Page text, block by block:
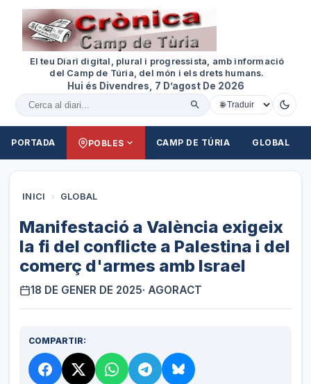
El teu Diari digital, plural i progressista, amb informació
del Camp de Túria, del món i els drets humans.
Hui és Divendres, 7 D’agost De 2026
Cercar al diari
PORTADA POBLES CAMP DE TÚRIA GLOBAL
INICI › GLOBAL
Manifestació a València exigeix
la fi del conflicte a Palestina i del
comerç d'armes amb Israel
18 DE GENER DE 2025· AGORACT
COMPARTIR: